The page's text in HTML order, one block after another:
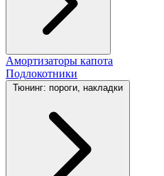
Амортизаторы капота
Подлокотники
Тюнинг: пороги, накладки